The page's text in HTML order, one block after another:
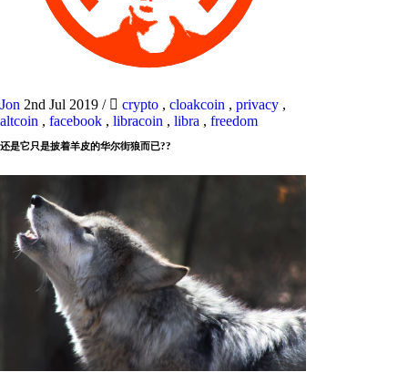
Jon 2nd Jul 2019 / crypto , cloakcoin , privacy ,
altcoin , facebook , libracoin , libra , freedom
还是它只是披着羊皮的华尔街狼而已??